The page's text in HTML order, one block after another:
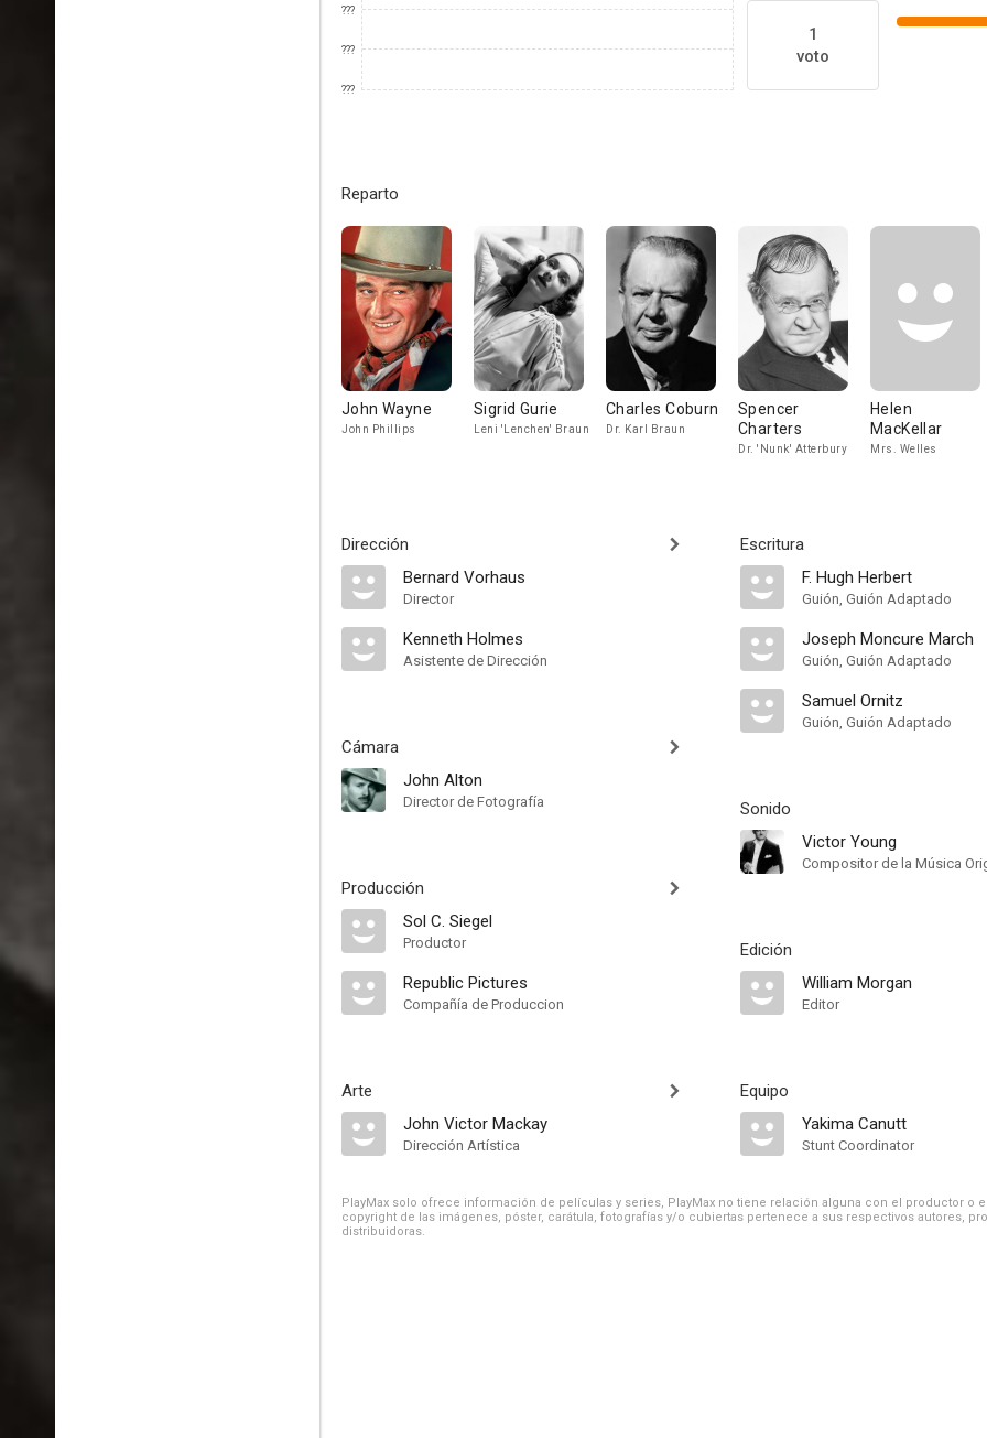
???
???
???
1
voto
Reparto
John Wayne
John Phillips
Sigrid Gurie
Leni 'Lenchen' Braun
Charles Coburn
Dr. Karl Braun
Spencer
Charters
Dr. 'Nunk' Atterbury
Helen
MacKellar
Mrs. Welles
Dirección
Bernard Vorhaus
Director
Kenneth Holmes
Asistente de Dirección
Cámara
John Alton
Director de Fotografía
Producción
Sol C. Siegel
Productor
Republic Pictures
Compañía de Produccion
Arte
John Victor Mackay
Dirección Artística
Escritura
F. Hugh Herbert
Guión, Guión Adaptado
Joseph Moncure March
Guión, Guión Adaptado
Samuel Ornitz
Guión, Guión Adaptado
Sonido
Victor Young
Compositor de la Música
Edición
William Morgan
Editor
Equipo
Yakima Canutt
Stunt Coordinator
PlayMax solo ofrece información de películas y series, PlayMax no tiene relación alguna con el productor o
copyright de las imágenes, póster, carátula, fotografías y/o cubiertas pertenece a sus respectivos autores,
distribuidoras.